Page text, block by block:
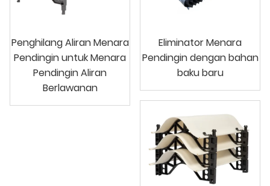
Penghilang Aliran Menara
Pendingin untuk Menara
Pendingin Aliran
Berlawanan
Eliminator Menara
Pendingin dengan bahan
baku baru